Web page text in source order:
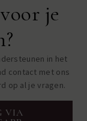
je
in het
contact met ons
op al je vragen.
VIA